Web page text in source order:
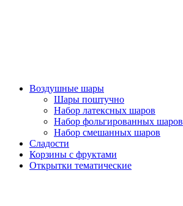
Воздушные шары
Шары поштучно
Набор латексных шаров
Набор фольгированных шаров
Набор смешанных шаров
Сладости
Корзины с фруктами
Открытки тематические